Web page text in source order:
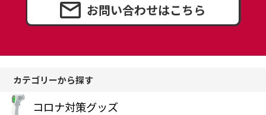
お問い合わせはこちら
カテゴリーから探す
コロナ対策グッズ